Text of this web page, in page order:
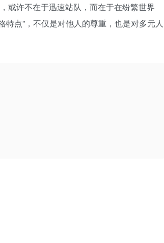
或许不在于迅速站队，而在于在纷繁世界
点”，不仅是对他人的尊重，也是对多元人